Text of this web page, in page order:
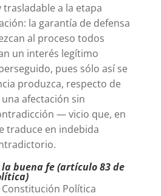
a la etapa
la garantía de defensa
al proceso todos
un interés legítimo
pues sólo así se
produzca, respecto de
afectación sin
— vicio que, en
traduce en indebida
buena fe (artículo 83 de
Política